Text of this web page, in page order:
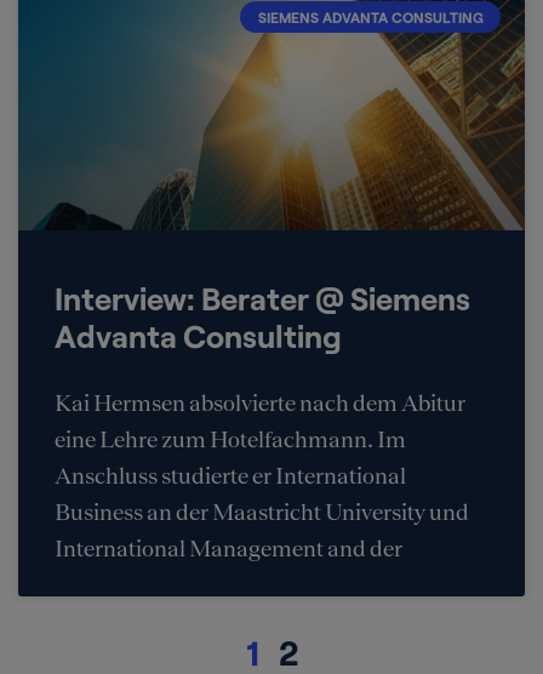
SIEMENS ADVANTA CONSULTING
Interview: Berater @ Siemens
Advanta Consulting
Kai Hermsen absolvierte nach dem Abitur
eine Lehre zum Hotelfachmann. Im
Anschluss studierte er International
Business an der Maastricht University und
International Management and der
1 2